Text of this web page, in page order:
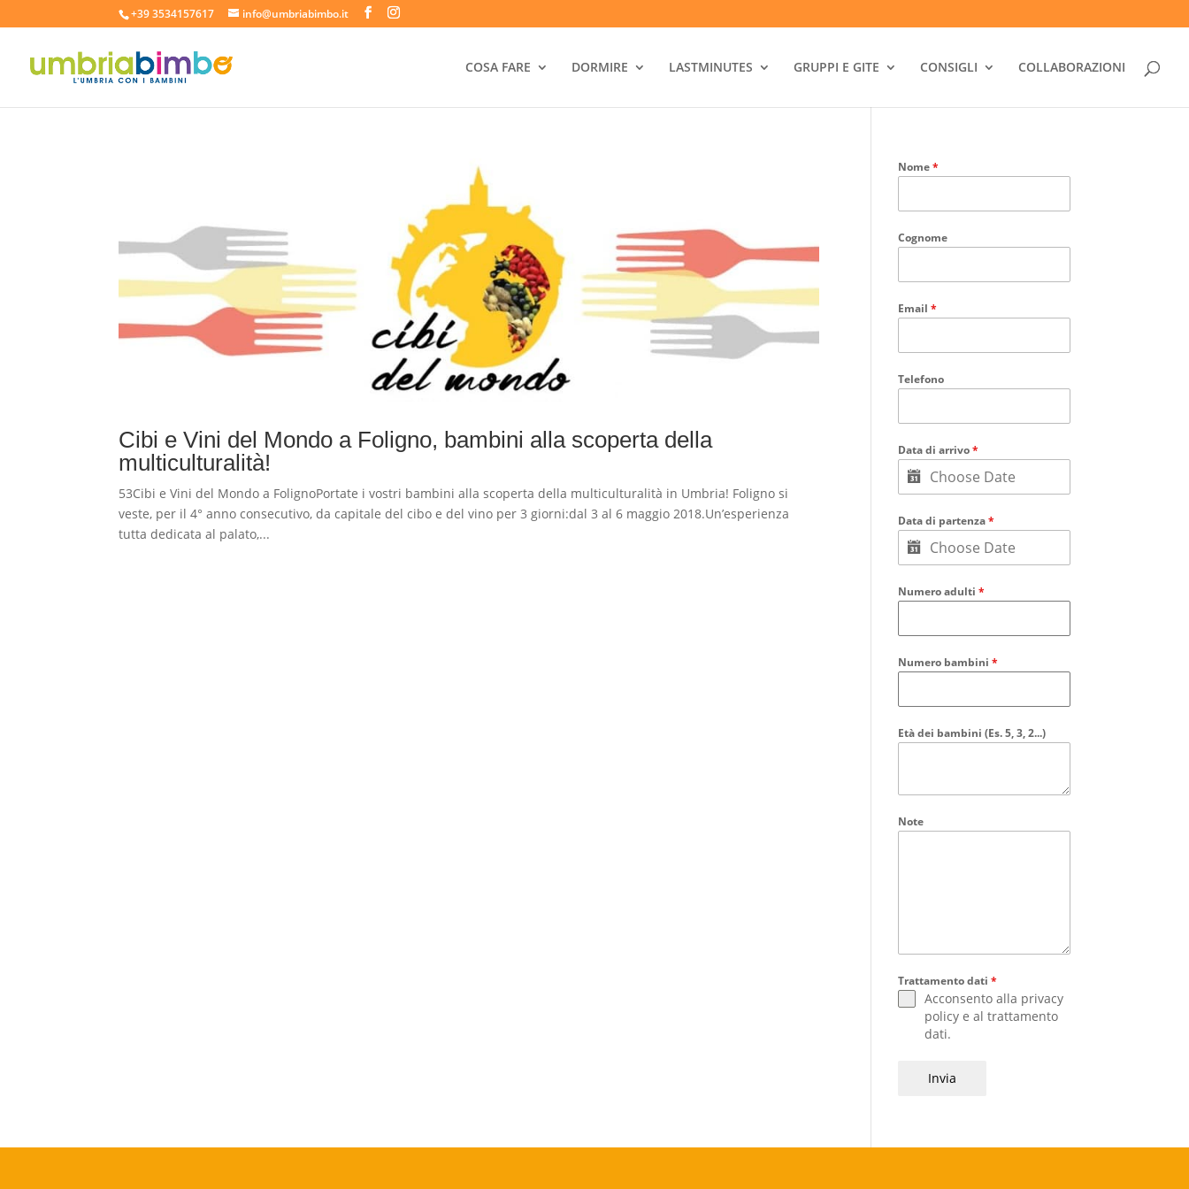
+39 3534157617 info@umbriabimbo.it
COSA FARE DORMIRE LASTMINUTES GRUPPI E GITE CONSIGLI COLLABORAZIONI
Cibi e Vini del Mondo a Foligno, bambini alla scoperta della
multiculturalità!
53Cibi e Vini del Mondo a FolignoPortate i vostri bambini alla scoperta della multiculturalità in Umbria! Foligno si
veste, per il 4° anno consecutivo, da capitale del cibo e del vino per 3 giorni:dal 3 al 6 maggio 2018.Un’esperienza
tutta dedicata al palato,...
Nome*
Cognome
Email*
Telefono
Data di arrivo*
Data di partenza*
Numero adulti*
Numero bambini*
Età dei bambini (Es. 5, 3, 2...)
Note
Trattamento dati*
Acconsento alla privacy
policy e altrattamento
dati.
Invia